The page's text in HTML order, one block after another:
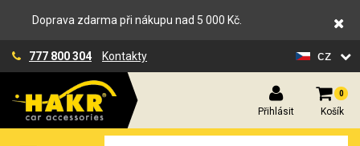
Doprava zdarma při nákupu nad 5 000 Kč.
777 800 304 Kontakty cz
Přihlásit
0
Košík